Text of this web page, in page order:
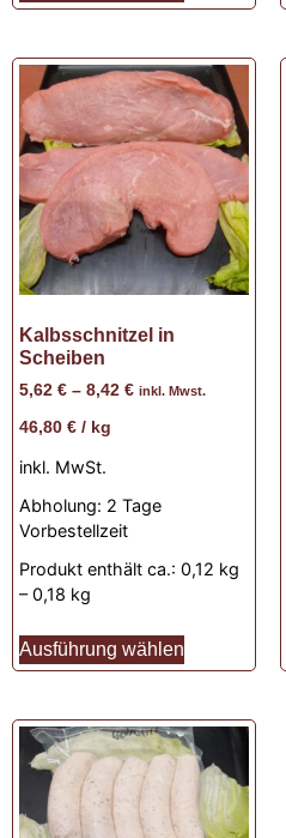
Kalbsschnitzel in
Scheiben
5,62 € – 8,42 € inkl. Mwst.
46,80 € / kg
inkl. MwSt.
Abholung: 2 Tage
Vorbestellzeit
Produkt enthält ca.: 0,12 kg
– 0,18 kg
Ausführung wählen